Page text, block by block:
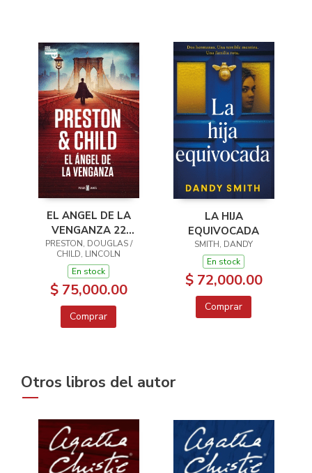
EL ANGEL DE LA
VENGANZA 22
INSPECTOR
PENDERGAST
PRESTON, DOUGLAS /
CHILD, LINCOLN
En stock
$ 75,000.00
Comprar
LA HIJA
EQUIVOCADA
SMITH, DANDY
En stock
$ 72,000.00
Comprar
Otros libros del autor